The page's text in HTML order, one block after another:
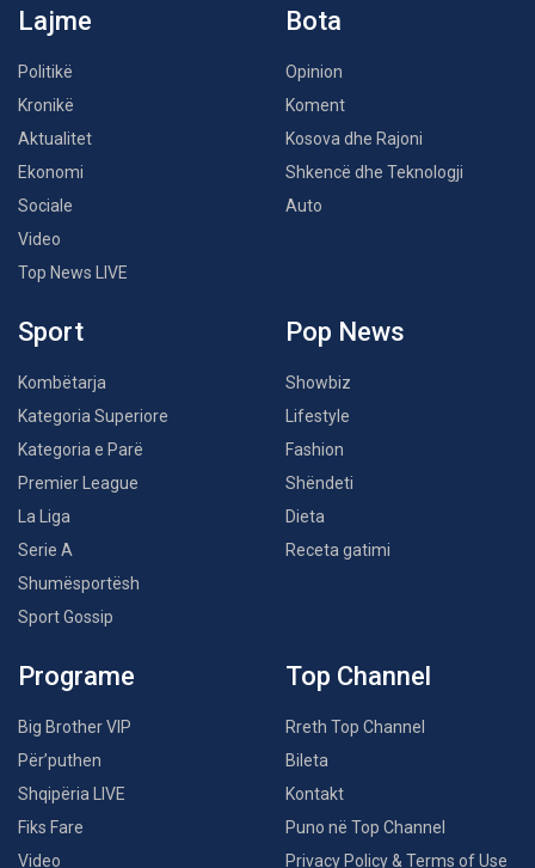
Lajme
Politikë
Kronikë
Aktualitet
Ekonomi
Sociale
Video
Top News LIVE
Bota
Opinion
Koment
Kosova dhe Rajoni
Shkencë dhe Teknologji
Auto
Sport
Kombëtarja
Kategoria Superiore
Kategoria e Parë
Premier League
La Liga
Serie A
Shumësportësh
Sport Gossip
Pop News
Showbiz
Lifestyle
Fashion
Shëndeti
Dieta
Receta gatimi
Programe
Big Brother VIP
Për’puthen
Shqipëria LIVE
Fiks Fare
Video
Top Channel
Rreth Top Channel
Bileta
Kontakt
Puno në Top Channel
Privacy Policy & Terms of Use